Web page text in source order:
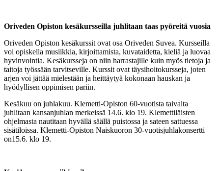
Oriveden Opiston kesäkursseilla juhlitaan taas pyöreitä vuosia
Oriveden Opiston kesäkurssit ovat osa Oriveden Suvea. Kursseilla
voi opiskella musiikkia, kirjoittamista, kuvataidetta, kieliä ja luovaa
hyvinvointia. Kesäkursseja on niin harrastajille kuin myös tietoja ja
taitoja työssään tarvitseville. Kurssit ovat täysihoitokursseja, joten
arjen voi jättää mielestään ja heittäytyä kokonaan hauskan ja
hyödyllisen oppimisen pariin.
Kesäkuu on juhlakuu. Klemetti-Opiston 60-vuotista taivalta
juhlitaan kansanjuhlan merkeissä 14.6. klo 19. Klemettiläisten
ohjelmasta nautitaan hyvällä säällä puistossa ja sateen sattuessa
sisätiloissa. Klemetti-Opiston Naiskuoron 30-vuotisjuhlakonsertti
on15.6. klo 19.